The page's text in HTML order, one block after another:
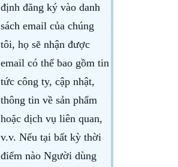
định đăng ký vào danh
sách email của chúng
tôi, họ sẽ nhận được
email có thể bao gồm tin
tức công ty, cập nhật,
thông tin về sản phẩm
hoặc dịch vụ liên quan,
v.v. Nếu tại bất kỳ thời
điểm nào Người dùng